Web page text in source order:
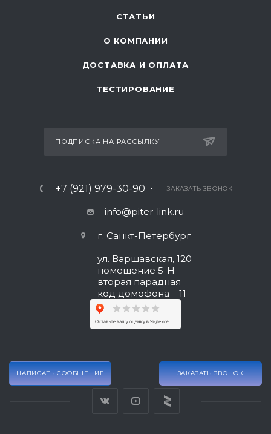
СТАТЬИ
О КОМПАНИИ
ДОСТАВКА И ОПЛАТА
ТЕСТИРОВАНИЕ
ПОДПИСКА НА РАССЫЛКУ
+7 (921) 979-30-90 ЗАКАЗАТЬ ЗВОНОК
info@piter-link.ru
г. Санкт-Петербург
ул. Варшавская, 120
помещение 5-Н
вторая парадная
код домофона – 11
НАПИСАТЬ СООБЩЕНИЕ ЗАКАЗАТЬ ЗВОНОК